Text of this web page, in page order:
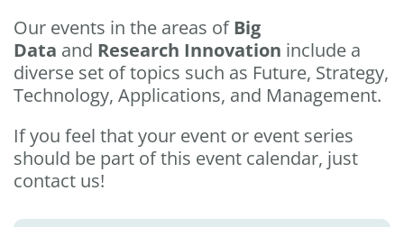
Our events in the areas of Big
Data and Research Innovation include a
diverse set of topics such as Future, Strategy,
Technology, Applications, and Management.
If you feel that your event or event series
should be part of this event calendar, just
contact us!